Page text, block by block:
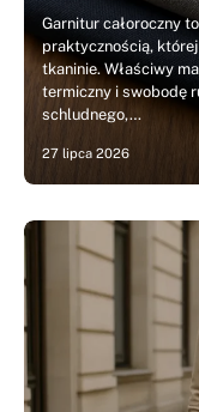
Garnitur całoroczny
praktycznością,
tkaninie. Właściwy
termiczny i swobodę
schludnego,…
27 lipca 2026